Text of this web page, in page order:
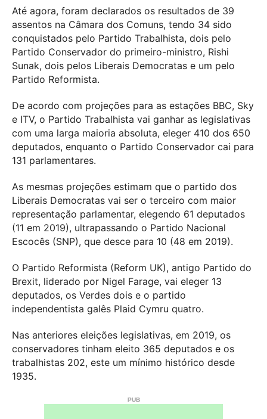
Até agora, foram declarados os resultados de 39
assentos na Câmara dos Comuns, tendo 34 sido
conquistados pelo Partido Trabalhista, dois pelo
Partido Conservador do primeiro-ministro, Rishi
Sunak, dois pelos Liberais Democratas e um pelo
Partido Reformista.
De acordo com projeções para as estações BBC, Sky
e ITV, o Partido Trabalhista vai ganhar as legislativas
com uma larga maioria absoluta, eleger 410 dos 650
deputados, enquanto o Partido Conservador cai para
131 parlamentares.
As mesmas projeções estimam que o partido dos
Liberais Democratas vai ser o terceiro com maior
representação parlamentar, elegendo 61 deputados
(11 em 2019), ultrapassando o Partido Nacional
Escocês (SNP), que desce para 10 (48 em 2019).
O Partido Reformista (Reform UK), antigo Partido do
Brexit, liderado por Nigel Farage, vai eleger 13
deputados, os Verdes dois e o partido
independentista galês Plaid Cymru quatro.
Nas anteriores eleições legislativas, em 2019, os
conservadores tinham eleito 365 deputados e os
trabalhistas 202, este um mínimo histórico desde
1935.